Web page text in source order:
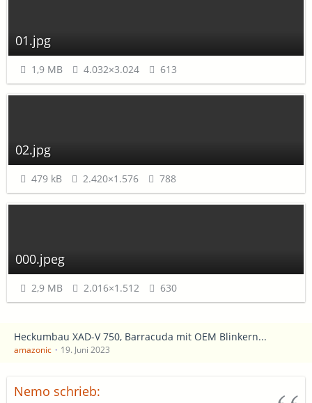
01.jpg
1,9 MB 4.032×3.024 613
02.jpg
479 kB 2.420×1.576 788
000.jpeg
2,9 MB 2.016×1.512 630
Heckumbau XAD-V 750, Barracuda mit OEM Blinkern...
amazonic 19. Juni 2023
Nemo schrieb: